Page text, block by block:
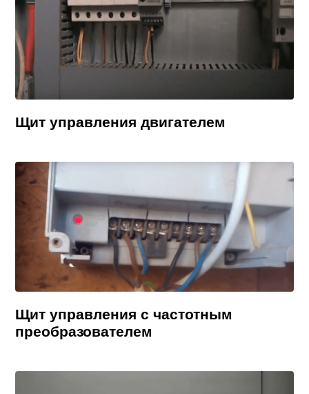
Щит управления двигателем
Щит управления с частотным
преобразователем